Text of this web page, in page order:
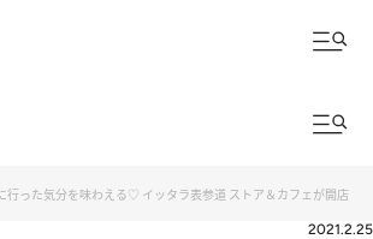
行った気分を味わえる♡ イッタラ表参道 ストア＆カフェが開店
2021.2.25